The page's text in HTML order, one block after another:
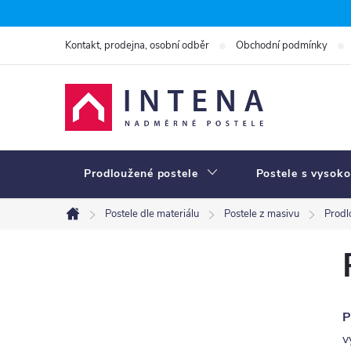
na
Kontakt, prodejna, osobní odběr Obchodní podmínky
Prodloužené postele Postele s
Domů
Postele dle materiálu Postele z masivu